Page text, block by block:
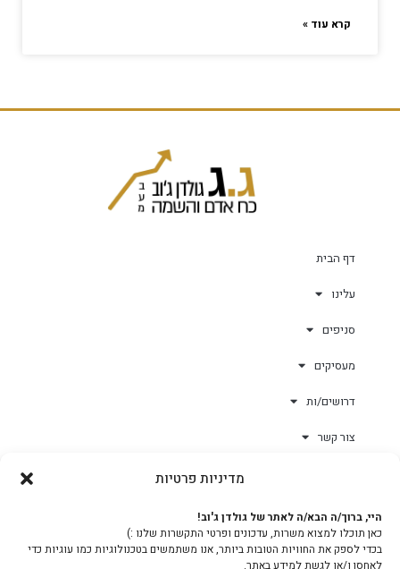
מדיניות פרטיות
היי, ברוך/ה הבא/ה לאתר של גולדן ג'וב!
כאן תוכלו למצוא משרות, עדכונים ופרטי התקשרות שלנו :)
בכדי לספק את החוויות הטובות ביותר, אנו משתמשים בטכנולוגיות כמו עוגיות כדי
לאחסן ו/או לגשת למידע באתר.
קרא עוד »
דף הבית
עלינו
סניפים
מעסיקים
דרושים/ות
צור קשר
צוות